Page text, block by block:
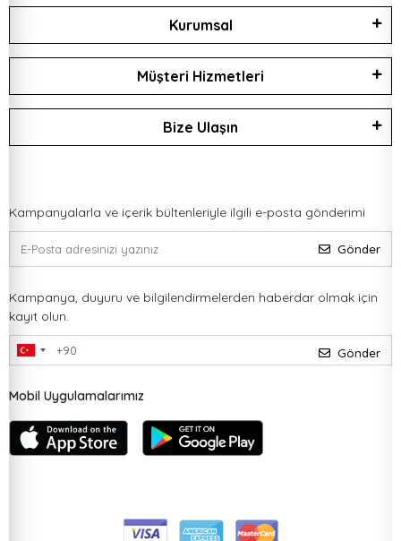
Kurumsal
Müşteri Hizmetleri
Bize Ulaşın
Kampanyalarla ve içerik bültenleriyle ilgili e-posta gönderimi
Gönder
Kampanya, duyuru ve bilgilendirmelerden haberdar olmak için
kayıt olun.
Gönder
Mobil Uygulamalarımız